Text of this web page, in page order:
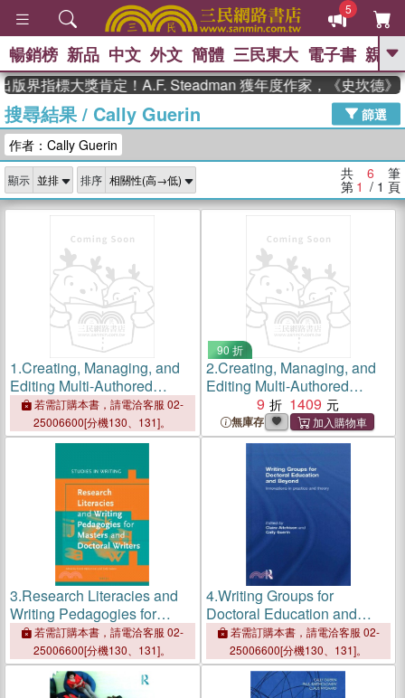
5
GO
熱搜： The Odyssey 、
父親節 、 如果歷史是一群喵 、 暑期
念華 、 台灣的李登輝時代 、 數學女
孩：黎曼猜想
偉大的迷走神經
暢銷榜 新品 中文 外文 簡體 三民東大 電子書 親子
界指標大獎肯定！A.F. Steadman 獲年度作家，《史坎德》
搜尋結果/ Cally Guerin
篩選
作者：Cally Guerin
顯示 排序 共 6 筆
第 1 / 1 頁
1.Creating, Managing, and
Editing Multi-Authored
Publications: A Guide for
Scholars
若需訂購本書，請電洽客服 02-
25006600[分機130、131]。
90 折
2.Creating, Managing, and
Editing Multi-Authored
Publications: A Guide for
Scholars
9 1409
無庫存
3.Research Literacies and
Writing Pedagogies for
Masters and Doctoral
Writers
若需訂購本書，請電洽客服 02-
25006600[分機130、131]。
4.Writing Groups for
Doctoral Education and
Beyond ― Innovations in
Practice and Theory
若需訂購本書，請電洽客服 02-
25006600[分機130、131]。